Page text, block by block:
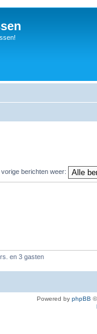
berichten weer:
en 3 gasten
Powered by phpBB